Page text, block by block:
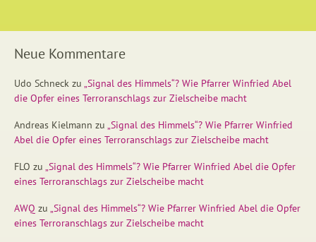
Neue Kommentare
Udo Schneck zu „Signal des Himmels“? Wie Pfarrer Winfried Abel
die Opfer eines Terroranschlags zur Zielscheibe macht
Andreas Kielmann zu „Signal des Himmels“? Wie Pfarrer Winfried
Abel die Opfer eines Terroranschlags zur Zielscheibe macht
FLO zu „Signal des Himmels“? Wie Pfarrer Winfried Abel die Opfer
eines Terroranschlags zur Zielscheibe macht
AWQ zu „Signal des Himmels“? Wie Pfarrer Winfried Abel die Opfer
eines Terroranschlags zur Zielscheibe macht